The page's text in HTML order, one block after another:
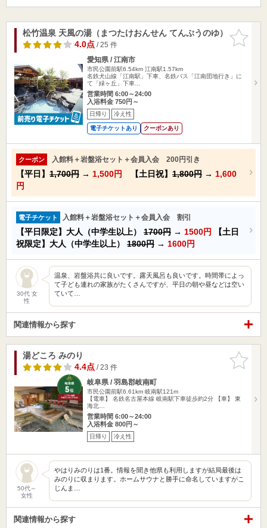
お気に入
りに追加
松竹温泉 天風の湯（まつたけおんせん てんぷうのゆ）
4.0点/ 25 件
愛知県 / 江南市
市民公園前駅6.54km 江南駅1.57km
名鉄犬山線「江南駅」下車、名鉄バス「江南団地行き」に
て「緑ヶ丘」下車…
営業時間 6:00～24:00
入浴料金 750円～
日帰り 冷え性
電子チケットあり クーポンあり
クーポン 入館料＋岩盤浴セット＋会員入会 200円引き
【平日】 1,700円 → 1,500円 【土日祝】 1,800円 → 1,600
円
電子チケット 入館料＋岩盤浴セット＋会員入会 割引
【平日限定】大人（中学生以上） 1700円 → 1500円
【土日
祝限定】大人（中学生以上） 1800円 → 1600円
30代 女
性
温泉、岩盤浴共に良いです。露天風呂も良いです。時間帯によっ
て子ども連れの家族がたくさんですが、平日の朝や昼などは空い
ていて…
関連情報から探す
お気に入
りに追加
湯どころ みのり
4.4点/ 23 件
岐阜県 / 羽島郡岐南町
市民公園前駅6.61km 岐南駅121m
【電車】 名鉄名古屋本線 岐南駅下車徒歩約2分 【車】 東
海北…
営業時間 6:00～24:00
入浴料金 800円～
日帰り 冷え性
50代～
女性
やはりみのりは1番。情報を聞き他県も利用しますが結局最後は
みのりに収まります。ホームサウナと勝手に命名していますがこ
じんま…
関連情報から探す